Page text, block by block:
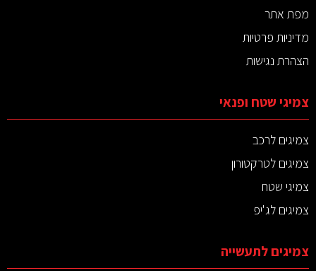
מפת אתר
מדיניות פרטיות
הצהרת נגישות
צמיגי שטח ופנאי
צמיגים לרכב
צמיגים לטרקטורון
צמיגי שטח
צמיגים לג'יפ
צמיגים לתעשייה